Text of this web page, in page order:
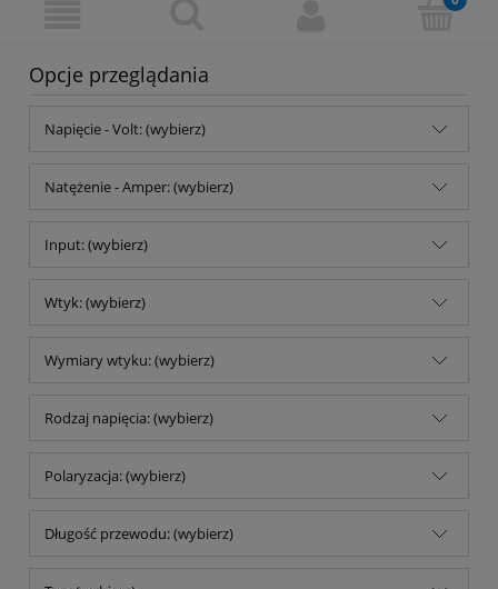
Opcje przeglądania
Napięcie - Volt: (wybierz)
Natężenie - Amper: (wybierz)
Input: (wybierz)
Wtyk: (wybierz)
Wymiary wtyku: (wybierz)
Rodzaj napięcia: (wybierz)
Polaryzacja: (wybierz)
Długość przewodu: (wybierz)